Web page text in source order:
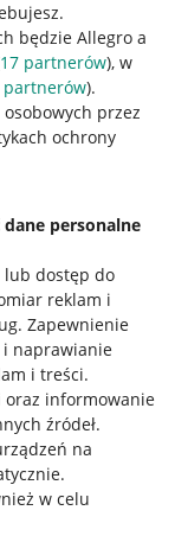
będzie Allegro a
17 partnerów), w
partnerów).
przez
ochrony
personalne
lub dostęp do
reklam i
. Zapewnienie
i naprawianie
i treści.
oraz informowanie
źródeł.
na
.
w celu